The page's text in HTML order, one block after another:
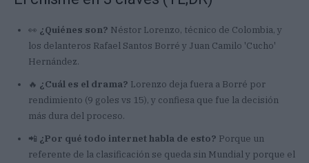
👀 ¿Quiénes son? Néstor Lorenzo, técnico de Colombia, y
los delanteros Rafael Santos Borré y Juan Camilo 'Cucho'
Hernández.
🔥 ¿Cuál es el drama? Lorenzo deja fuera a Borré por
rendimiento (9 goles vs 15), y confiesa que fue la decisión
más dura del proceso.
📲 ¿Por qué todo internet habla de esto? Porque un
referente de la clasificación se queda sin Mundial y porque el